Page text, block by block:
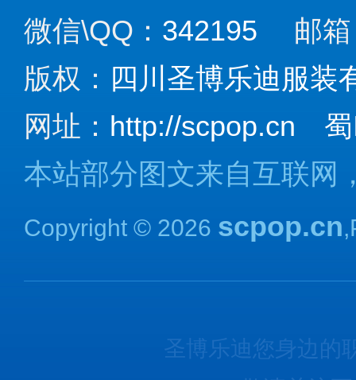
微信\QQ： 342195 邮箱
版权： 四川圣博乐迪服装
网址： http://scpop.cn
本站部分图文来自互联网
Copyright © 2026 scpop.cn
圣博乐迪您身边的